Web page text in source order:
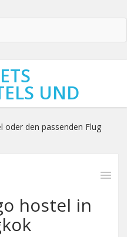
UND
oder den passenden Flug
hostel in